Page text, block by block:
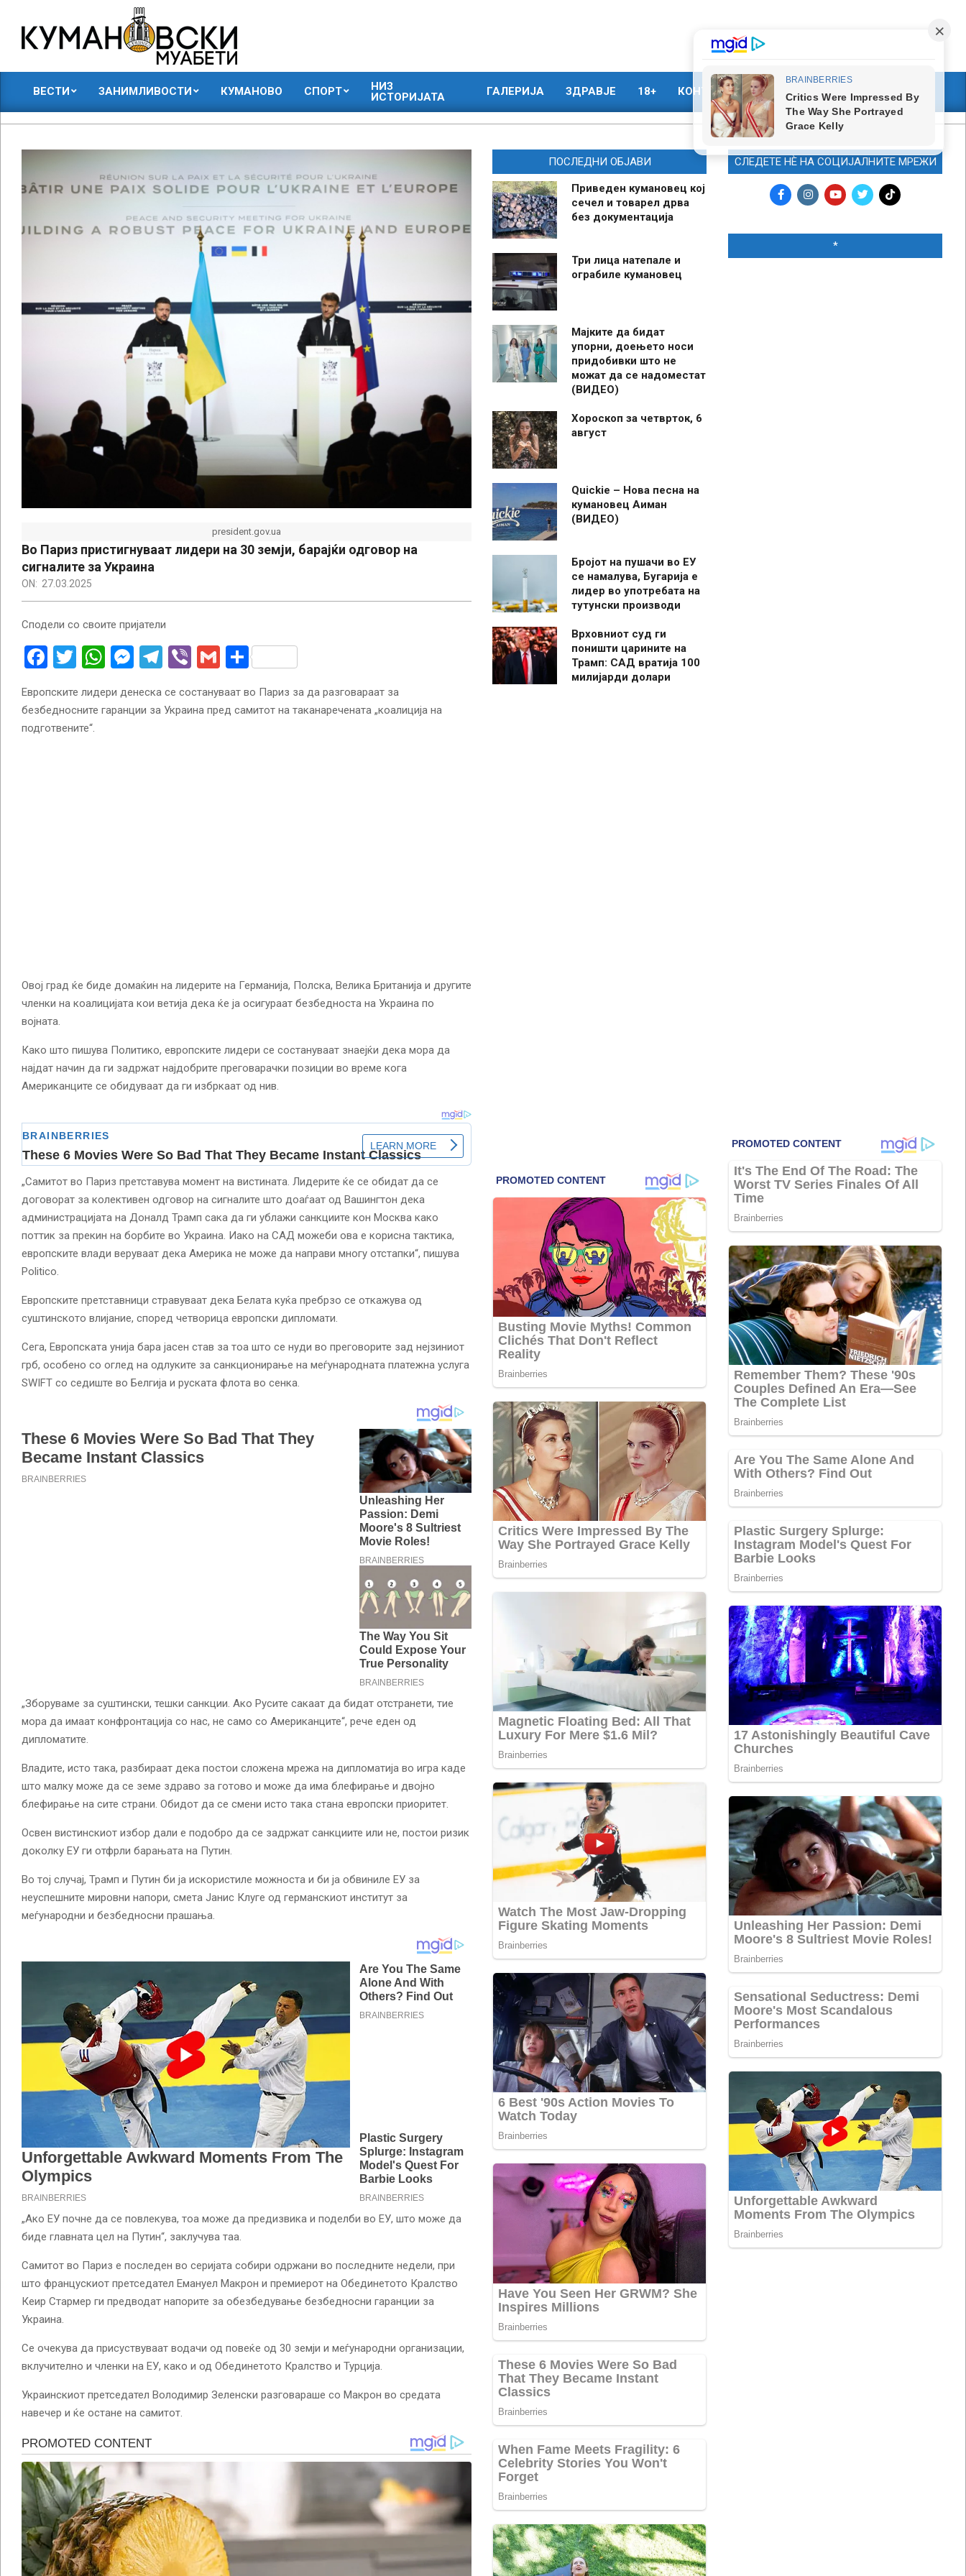
content
КУМАНОВСКИ
МУАБЕТИ
ВЕСТИ ЗАНИМЛИВОСТИ КУМАНОВО СПОРТ
НИЗ
ИСТОРИЈАТА
ГАЛЕРИЈА ЗДРАВЈЕ 18+ КОНТАКТ МАРКЕТИНГ
president.gov.ua
Во Париз пристигнуваат лидери на 30 земји, барајќи одговор на
сигналите за Украина
ON: 27.03.2025
Сподели со своите пријатели
Facebook
Twitter
WhatsApp
Messenger
Telegram
ViberGmailShare
Европските лидери денеска се состануваат во Париз за да разговараат за
безбедносните гаранции за Украина пред самитот на таканаречената „коалиција на
подготвените“.
Овој град ќе биде домаќин на лидерите на Германија, Полска, Велика Британија и другите
членки на коалицијата кои ветија дека ќе ја осигураат безбедноста на Украина по
војната.
Како што пишува Политико, европските лидери се состануваат знаејќи дека мора да
најдат начин да ги задржат најдобрите преговарачки позиции во време кога
Американците се обидуваат да ги избркаат од нив.
„Самитот во Париз претставува момент на вистината. Лидерите ќе се обидат да се
договорат за колективен одговор на сигналите што доаѓаат од Вашингтон дека
администрацијата на Доналд Трамп сака да ги ублажи санкциите кон Москва како
поттик за прекин на борбите во Украина. Иако на САД можеби ова е корисна тактика,
европските влади веруваат дека Америка не може да направи многу отстапки“, пишува
Politico.
Европските претставници стравуваат дека Белата куќа пребрзо се откажува од
суштинското влијание, според четворица европски дипломати.
Сега, Европската унија бара јасен став за тоа што се нуди во преговорите зад нејзиниот
грб, особено со оглед на одлуките за санкционирање на меѓународната платежна услуга
SWIFT со седиште во Белгија и руската флота во сенка.
„Зборуваме за суштински, тешки санкции. Ако Русите сакаат да бидат отстранети, тие
мора да имаат конфронтација со нас, не само со Американците“, рече еден од
дипломатите.
Владите, исто така, разбираат дека постои сложена мрежа на дипломатија во игра каде
што малку може да се земе здраво за готово и може да има блефирање и двојно
блефирање на сите страни. Обидот да се смени исто така стана европски приоритет.
Освен вистинскиот избор дали е подобро да се задржат санкциите или не, постои ризик
доколку ЕУ ги отфрли барањата на Путин.
Во тој случај, Трамп и Путин би ја искористиле можноста и би ја обвиниле ЕУ за
неуспешните мировни напори, смета Јанис Клуге од германскиот институт за
меѓународни и безбедносни прашања.
„Ако ЕУ почне да се повлекува, тоа може да предизвика и поделби во ЕУ, што може да
биде главната цел на Путин“, заклучува таа.
Самитот во Париз е последен во серијата собири одржани во последните недели, при
што францускиот претседател Емануел Макрон и премиерот на Обединетото Кралство
Кеир Стармер ги предводат напорите за обезбедување безбедносни гаранции за
Украина.
Се очекува да присуствуваат водачи од повеќе од 30 земји и меѓународни организации,
вклучително и членки на ЕУ, како и од Обединетото Кралство и Турција.
Украинскиот претседател Володимир Зеленски разговараше со Макрон во средата
навечер и ќе остане на самитот.
ПОСЛЕДНИ ОБЈАВИ
Приведен кумановец кој
сечел и товарел дрва
без документација
Три лица натепале и
ограбиле кумановец
Мајките да бидат
упорни, доењето носи
придобивки што не
можат да се надоместат
(ВИДЕО)
Хороскоп за четврток, 6
август
Quickie – Нова песна на
кумановец Аиман
(ВИДЕО)
Бројот на пушачи во ЕУ
се намалува, Бугарија е
лидер во употребата на
тутунски производи
Врховниот суд ги
поништи царините на
Трамп: САД вратија 100
милијарди долари
СЛЕДЕТЕ НЀ НА СОЦИЈАЛНИТЕ МРЕЖИ
*